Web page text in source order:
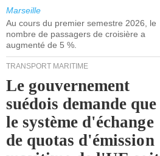
Marseille
Au cours du premier semestre 2026, le
nombre de passagers de croisière a
augmenté de 5 %.
TRANSPORT MARITIME
Le gouvernement
suédois demande que
le système d'échange
de quotas d'émission